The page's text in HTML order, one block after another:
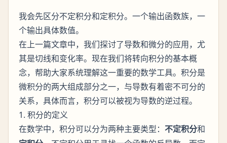
我会先区分不定积分和定积分。一个输出函数族，一
个输出具体数值。
在上一篇文章中，我们探讨了导数和微分的应用，尤
其是切线和变化率。现在我们将转向积分的基本概
念，帮助大家系统理解这一重要的数学工具。积分是
微积分的两大组成部分之一，与导数有着密不可分的
关系，具体而言，积分可以被视为导数的逆过程。
1. 积分的定义
在数学中， 积分可以分为两种主要类型： 不定积分和